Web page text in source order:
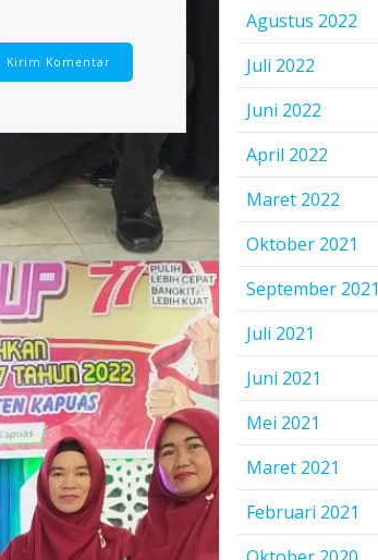
Agustus 2022
Juli 2022
Juni 2022
April 2022
Maret 2022
Oktober 2021
September 2021
Juli 2021
Juni 2021
Mei 2021
Maret 2021
Februari 2021